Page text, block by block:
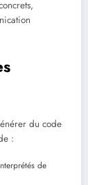
du code
:
de